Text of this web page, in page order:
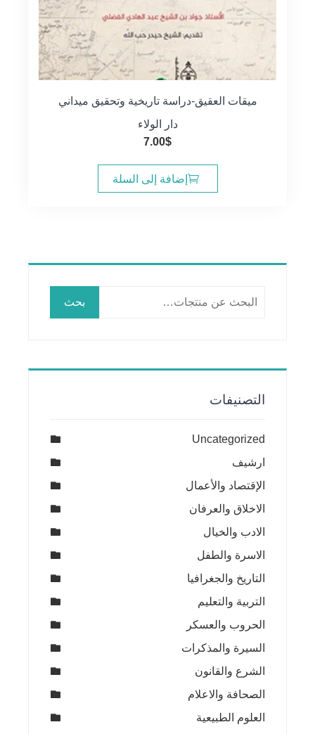
ميقات العقيق-دراسة تاريخية وتحقيق ميداني
دار الولاء
7.00$
إضافة إلى السلة
البحث
بحث
التصنيفات
Uncategorized
ارشيف
الإقتصاد والأعمال
الاخلاق والعرفان
الادب والخيال
الاسرة والطفل
التاريخ والجغرافيا
التربية والتعليم
الحروب والعسكر
السيرة والمذكرات
الشرع والقانون
الصحافة والاعلام
العلوم الطبيعية